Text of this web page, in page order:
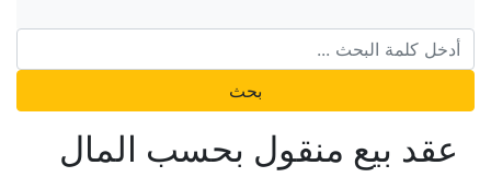
بحث
عقد بيع منقول بحسب المال